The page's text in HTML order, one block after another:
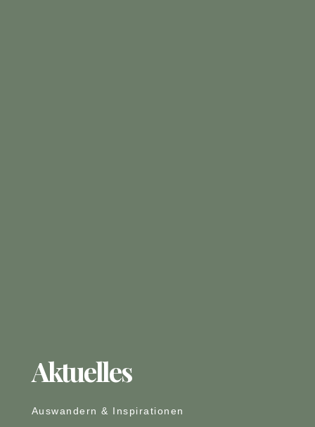
Aktuelles
Auswandern & Inspirationen